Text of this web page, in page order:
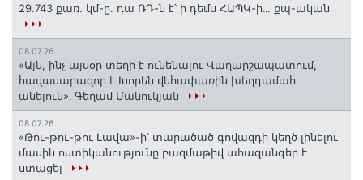
29.743 քառ. կմ-ը. դա ՌԴ-ն է՝ ի դեմս ՀԱՊԿ-ի․․. քպ-ական
08.07.26
«Այն, ինչ այսօր տեղի է ունենալու Վաղարշապատում,
հավասարազոր է Խորեն վեհափառին խեղդամահ
անելուն»․ Գեղամ Մանուկյան
08.07.26
«Թու-թու-թու Լավա»-ի՝ տարածած գովազդի կեղծ լինելու
մասին ոստիկանությունը բազմաթիվ ահազանգեր է
ստացել